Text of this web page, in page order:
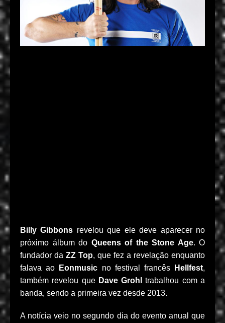
Billy Gibbons revelou que ele deve aparecer no
próximo álbum do Queens of the Stone Age. O
fundador da ZZ Top, que fez a revelação enquanto
falava ao
Eonmusic no festival francês Hellfest,
também revelou que Dave Grohl
trabalhou com a
banda, sendo a primeira vez desde 2013.
A notícia veio no segundo dia do evento anual que